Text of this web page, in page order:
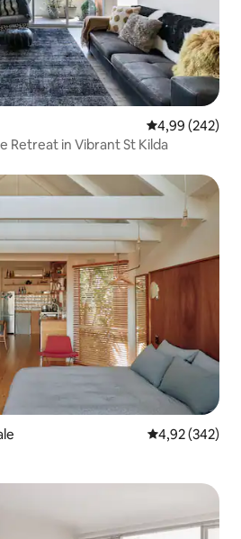
Scor mediu de
4,99 (242)
Retreat in Vibrant St Kilda
Scor mediu de
4,92 (342)